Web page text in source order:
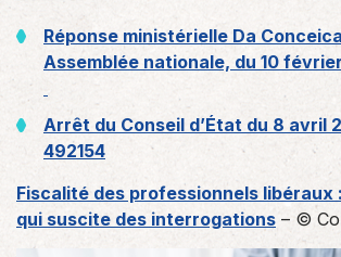
Réponse ministérielle Da
Assemblée nationale, du 10
Arrêt du Conseil d’État du 8 avril
492154
Fiscalité des professionnels libéraux
qui suscite des interrogations – ©